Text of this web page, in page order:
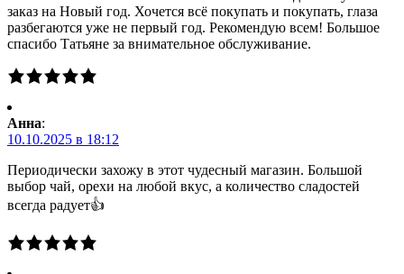
заказ на Новый год. Хочется всё покупать и покупать, глаза
разбегаются уже не первый год. Рекомендую всем! Большое
спасибо Татьяне за внимательное обслуживание.
Анна:
10.10.2025 в 18:12
Периодически захожу в этот чудесный магазин. Большой
выбор чай, орехи на любой вкус, а количество сладостей
всегда радует👍